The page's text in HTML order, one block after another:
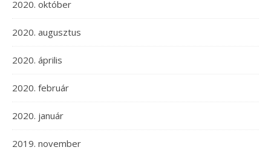
2020. október
2020. augusztus
2020. április
2020. február
2020. január
2019. november